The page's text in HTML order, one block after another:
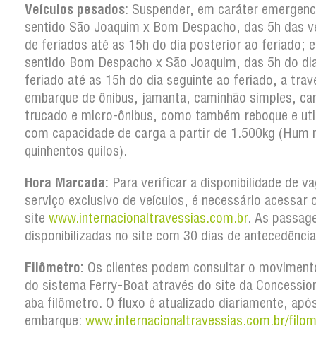
Veículos pesados: Suspender, em caráter
sentido São Joaquim x Bom Despacho, das 5h das
de feriados até as 15h do dia posterior ao feriado;
sentido Bom Despacho x São Joaquim, das 5h do
feriado até as 15h do dia seguinte ao feriado, a
embarque de ônibus, jamanta, caminhão simples,
trucado e micro-ônibus, como também reboque e
com capacidade de carga a partir de 1.500kg (Hum
quinhentos quilos).
Hora Marcada: Para verificar a disponibilidade de
serviço exclusivo de veículos, é necessário acessar
site www.internacionaltravessias.com.br. As
disponibilizadas no site com 30 dias de
Filômetro: Os clientes podem consultar o
do sistema Ferry-Boat através do site da
aba filômetro. O fluxo é atualizado diariamente,
embarque: www.internacionaltravessias.com.br/